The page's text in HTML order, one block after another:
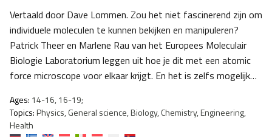
Vertaald door Dave Lommen. Zou het niet fascinerend zijn om
individuele moleculen te kunnen bekijken en manipuleren?
Patrick Theer en Marlene Rau van het Europees Moleculair
Biologie Laboratorium leggen uit hoe je dit met een atomic
force microscope voor elkaar krijgt. En het is zelfs mogelijk…
Ages: 14-16, 16-19;
Topics:Physics, General science, Biology, Chemistry, Engineering,
Health